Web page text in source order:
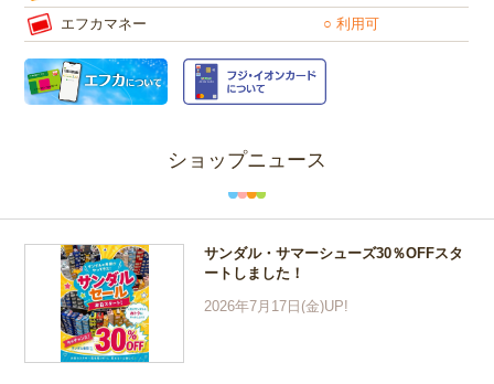
エフカマネー ○ 利用可
ショップニュース
サンダル・サマーシューズ30％OFFスタ
ートしました！
2026年7月17日(金)UP!